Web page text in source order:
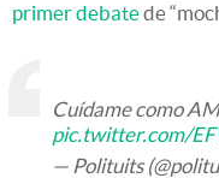
primer debatede
Cuídame como
pic.twitter.com/
— Polituits